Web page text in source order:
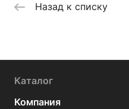
Назад к списку
Каталог
Компания